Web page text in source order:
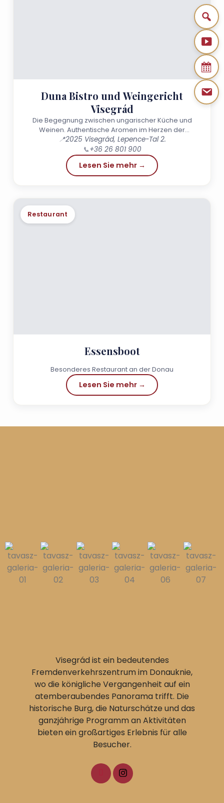
Duna Bistro und Weingericht
Visegrád
Die Begegnung zwischen ungarischer Küche und
Weinen. Authentische Aromen im Herzen der
Donauknie.
📍2025 Visegrád, Lepence-Tal 2.
📞+36 26 801 900
Lesen Sie mehr →
Restaurant
Essensboot
Besonderes Restaurant an der Donau
Lesen Sie mehr →
Visegrád ist ein bedeutendes
Fremdenverkehrszentrum im Donauknie,
wo die königliche Vergangenheit auf ein
atemberaubendes Panorama trifft. Die
historische Burg, die Naturschätze und das
ganzjährige Programm an Aktivitäten
bieten ein großartiges Erlebnis für alle
Besucher.